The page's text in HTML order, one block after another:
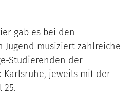
gab es bei den
Jugend musiziert zahlreiche
Studierenden der
Karlsruhe, jeweils mit der
25.